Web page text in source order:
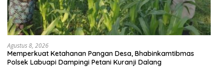
Agustus 8, 2026
Memperkuat Ketahanan Pangan Desa, Bhabinkamtibmas
Polsek Labuapi Dampingi Petani Kuranji Dalang